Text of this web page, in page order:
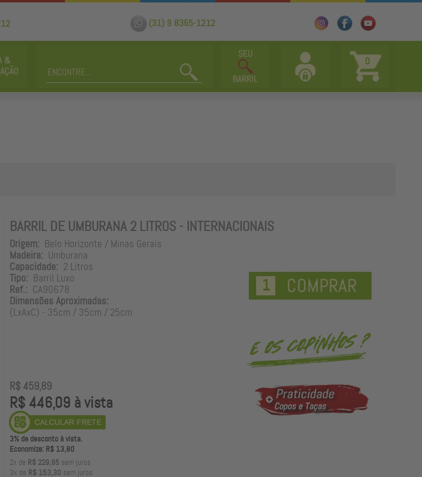
0
BARRIL DE UMBURANA 2 LITROS - INTERNACIONAIS
Origem: Belo Horizonte / Minas Gerais
Madeira: Umburana
Capacidade: 2 Litros
Tipo: Barril Luxo
Ref.: CA90678
Dimensões Aproximadas:
(LxAxC) - 35cm / 35cm / 25cm
R$ 459,89
R$ 446,09 à vista
3% de desconto à vista.
Economize: R$ 13,80
2x de R$ 229,95 sem juros
3x de R$ 153,30 sem juros